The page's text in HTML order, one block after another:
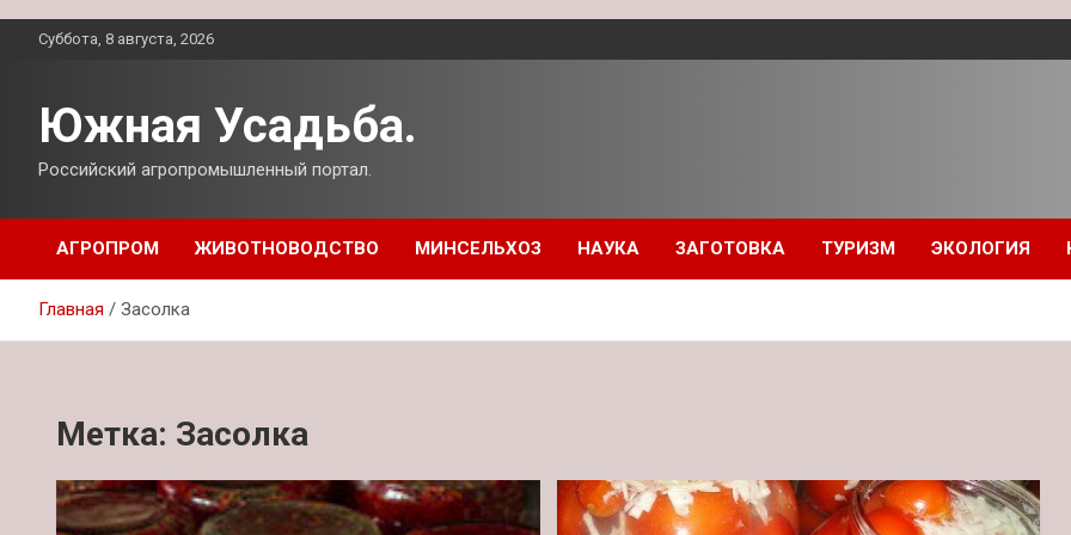
ПерейтиСуббота, 8 августа, 2026
Южная Усадьба.
Российский агропромышленный портал.
АГРОПРОМ ЖИВОТНОВОДСТВО МИНСЕЛЬХОЗ НАУКА ЗАГОТОВКА ТУРИЗМ ЭКОЛОГИЯ
Главная Засолка
Метка: Засолка